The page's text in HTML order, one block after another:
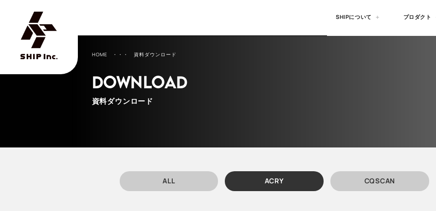
SHIPについて プロダクト
HOME ・・・ 資料ダウンロード
DOWNLOAD
資料ダウンロード
ALL ACRY CQSCAN